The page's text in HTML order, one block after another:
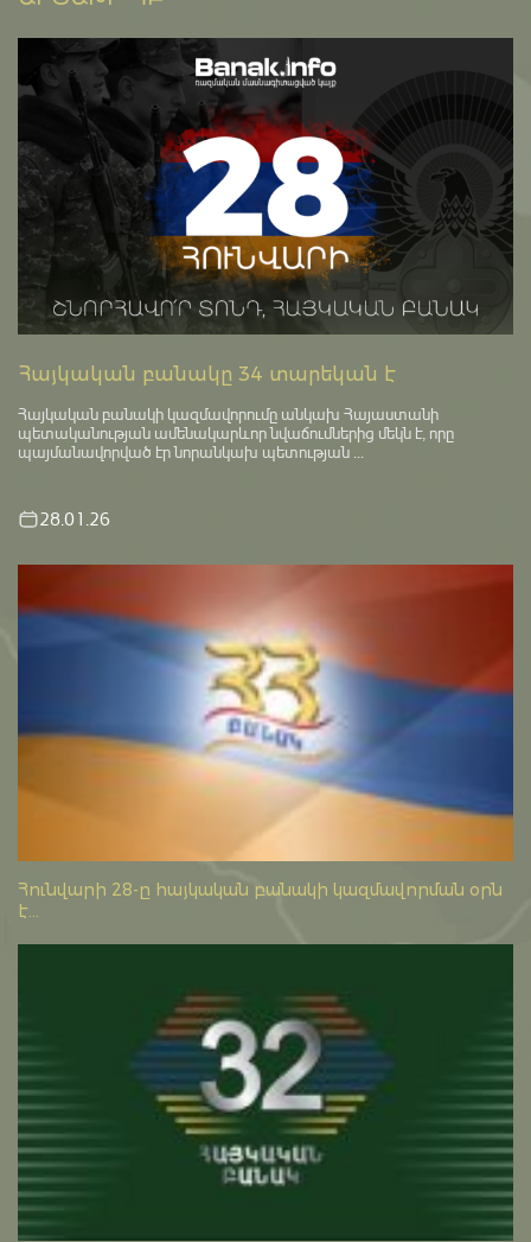
Հայկական բանակը 34 տարեկան է
Հայկական բանակի կազմավորումը անկախ Հայաստանի
պետականության ամենակարևոր նվաճումներից մեկն է, որը
պայմանավորված էր նորանկախ պետության ...
28.01.26
Հունվարի 28-ը հայկական բանակի կազմավորման օրն
է...